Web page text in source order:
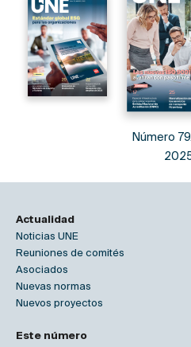
Número
Actualidad
Noticias UNE
Reuniones de comités
Asociados
Nuevas normas
Nuevos proyectos
Este número